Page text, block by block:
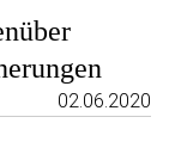
02.06.2020